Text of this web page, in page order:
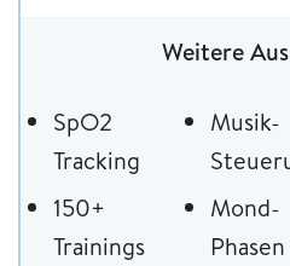
Weitere
SpO2
Tracking
150+
Trainings
Musik-
Mond-
Phasen